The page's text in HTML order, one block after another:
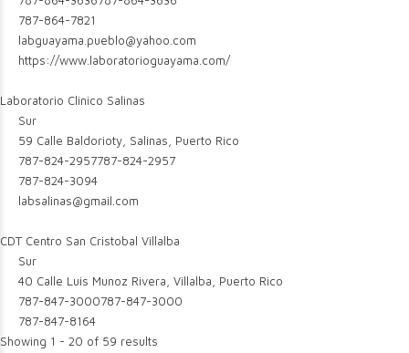
787-864-7821
labguayama.pueblo@yahoo.com
https://www.laboratorioguayama.com/
Laboratorio Clinico Salinas
Sur
59 Calle Baldorioty, Salinas, Puerto Rico
787-824-2957787-824-2957
787-824-3094
labsalinas@gmail.com
CDT Centro San Cristobal Villalba
Sur
40 Calle Luis Munoz Rivera, Villalba, Puerto Rico
787-847-3000787-847-3000
787-847-8164
Showing 1 - 20 of 59 results